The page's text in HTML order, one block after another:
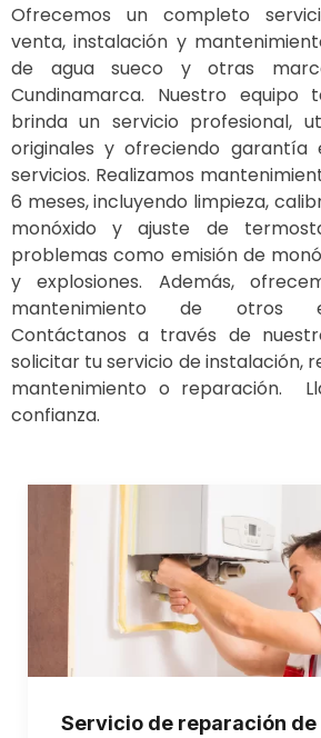
Ofrecemos un completo
venta, instalación y
de agua sueco y otras
Cundinamarca. Nuestro equipo
brinda un servicio profesional,
originales y ofreciendo garantía
servicios. Realizamos
6 meses, incluyendo limpieza,
monóxido y ajuste de
problemas como emisión de
y explosiones. Además,
mantenimiento de otros
Contáctanos a través de
solicitar tu servicio de instalación,
mantenimiento o reparación.
confianza.
Servicio de reparación de